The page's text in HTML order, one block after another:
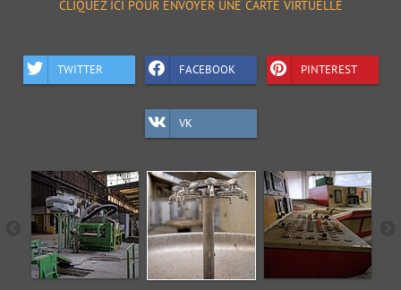
CLIQUEZ ICI POUR ENVOYER UNE CARTE VIRTUELLE
TWITTER FACEBOOK PINTEREST
VK